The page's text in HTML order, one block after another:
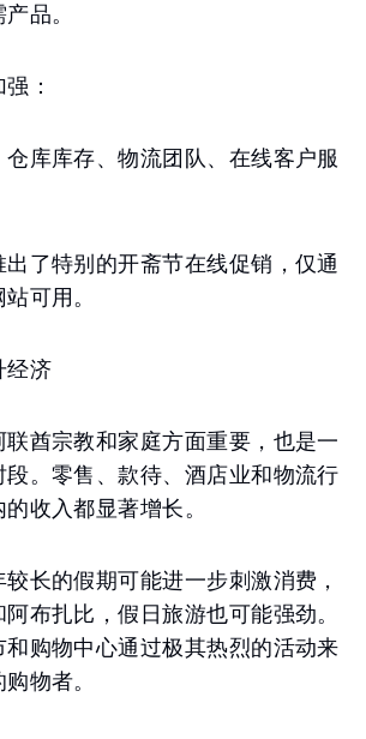
品。
：
库库存、物流团队、在线客户服
了特别的开斋节在线促销，仅通
可用。
经济
酋宗教和家庭方面重要，也是一
。零售、款待、酒店业和物流行
收入都显著增长。
长的假期可能进一步刺激消费，
布扎比，假日旅游也可能强劲。
和购物中心通过极其热烈的活动来
物者。